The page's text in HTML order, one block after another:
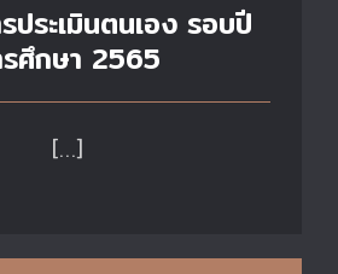
ประเมินตนเอง รอบปี
ศึกษา 2565
[…]